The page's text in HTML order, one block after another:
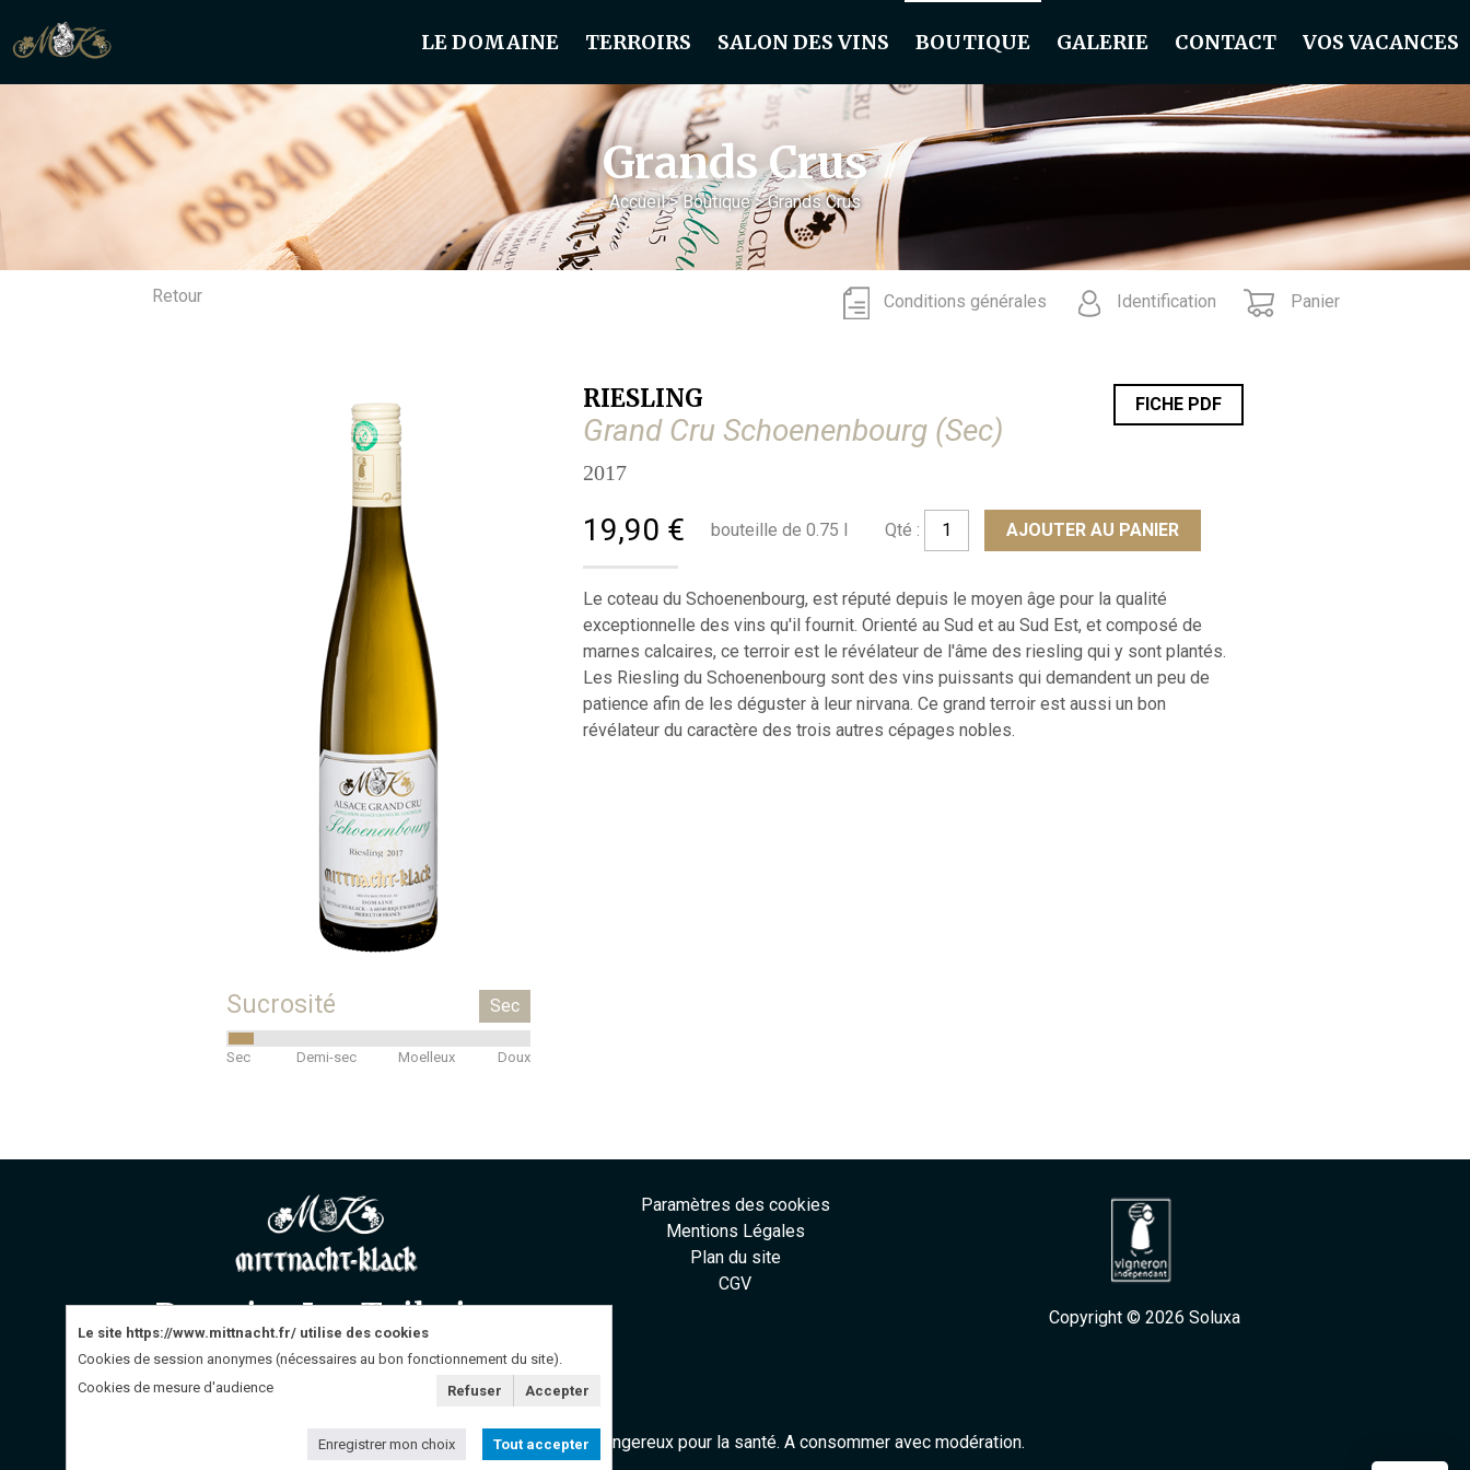
LE DOMAINE TERROIRS SALON DES VINS BOUTIQUE GALERIE CONTACT VOS VACANCES
Grands Crus
Accueil>Boutique>Grands Crus
Conditions générales Identification Panier
Retour
Sec
Sucrosité
Sec Demi-sec Moelleux Doux
FICHE PDF
RIESLING
Grand Cru Schoenenbourg (Sec)
2017
19,90 € bouteille de 0.75 l Qté :
Le coteau du Schoenenbourg, est réputé depuis le moyen âge pour la qualité
exceptionnelle des vins qu'il fournit. Orienté au Sud et au Sud Est, et composé de
marnes calcaires, ce terroir est le révélateur de l'âme des riesling qui y sont plantés.
Les Riesling du Schoenenbourg sont des vins puissants qui demandent un peu de
patience afin de les déguster à leur nirvana. Ce grand terroir est aussi un bon
révélateur du caractère des trois autres cépages nobles.
Domaine Les Tuileries
8, rue des Tuileries
68340 RIQUEWIHR
Tél: +33 (0) 3 89 47 92 54
Paramètres des cookies
Mentions Légales
Plan du site
CGV
Copyright © 2026 Soluxa
L'abus d'alcool est dangereux pour la santé. A consommer avec modération.
Le site https://www.mittnacht.fr/ utilise des cookies
Cookies de session anonymes (nécessaires au bon fonctionnement du site).
Cookies de mesure d'audience
Refuser Accepter
Enregistrer mon choix Tout accepter